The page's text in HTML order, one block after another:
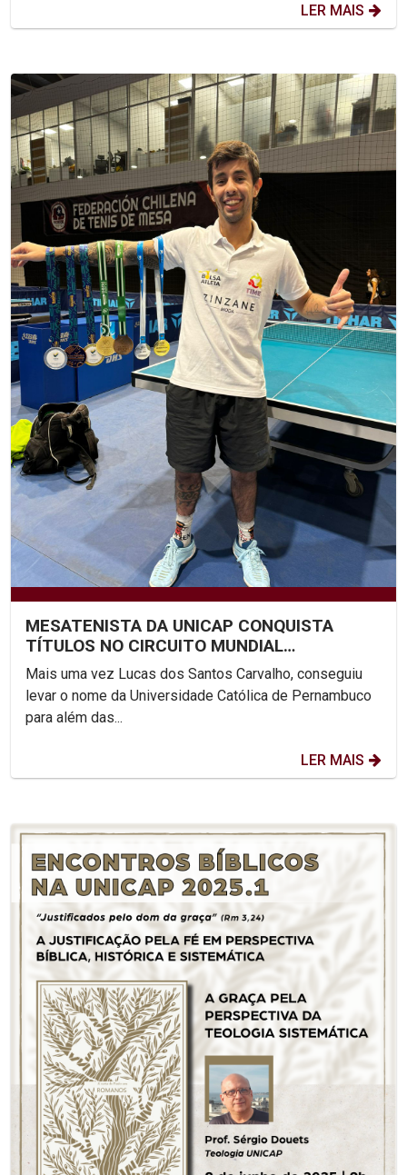
LER MAIS
MESATENISTA DA UNICAP CONQUISTA
TÍTULOS NO CIRCUITO MUNDIAL
PARALÍMPICO
Mais uma vez Lucas dos Santos Carvalho, conseguiu
levar o nome da Universidade Católica de Pernambuco
para além das...
LER MAIS